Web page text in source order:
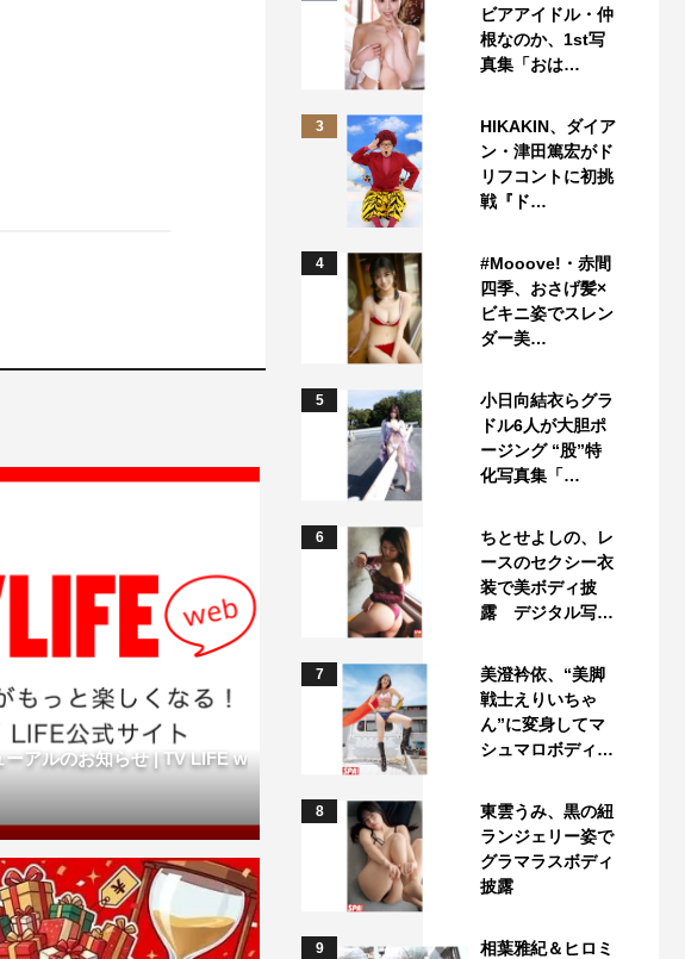
ーアルのお知らせ | TV LIFE w
ビアアイドル・仲
根なのか、1st写
真集「おは…
3
HIKAKIN、ダイア
ン・津田篤宏がド
リフコントに初挑
戦『ド…
4
#Mooove!・赤間
四季、おさげ髪×
ビキニ姿でスレン
ダー美…
5
小日向結衣らグラ
ドル6人が大胆ポ
ージング “股”特
化写真集「…
6
ちとせよしの、レ
ースのセクシー衣
装で美ボディ披
露 デジタル写…
7
美澄衿依、“美脚
戦士えりいちゃ
ん”に変身してマ
シュマロボディ…
8
東雲うみ、黒の紐
ランジェリー姿で
グラマラスボディ
披露
9
相葉雅紀＆ヒロミ